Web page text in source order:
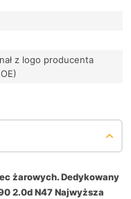
z logo producenta
żarowych. Dedykowany
2.0d N47 Najwyższa